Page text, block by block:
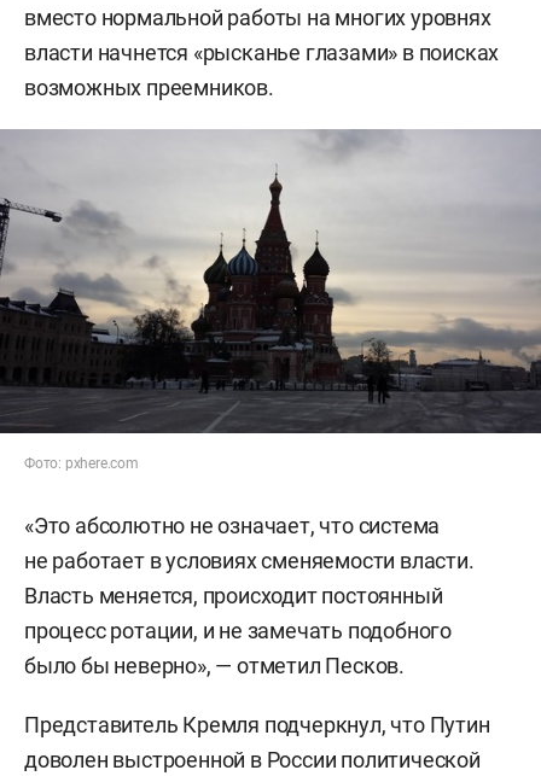
вместо нормальной работы на многих уровнях
власти начнется «рысканье глазами» в поисках
возможных преемников.
Фото: pxhere.com
«Это абсолютно не означает, что система
не работает в условиях сменяемости власти.
Власть меняется, происходит постоянный
процесс ротации, и не замечать подобного
было бы неверно», — отметил Песков.
Представитель Кремля подчеркнул, что Путин
доволен выстроенной в России политической